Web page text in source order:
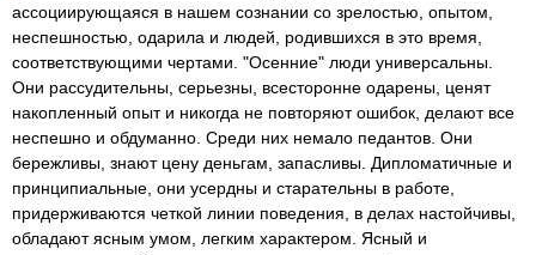
ассоциирующаяся в нашем сознании со зрелостью, опытом,
неспешностью, одарила и людей, родившихся в это время,
соответствующими чертами. "Осенние" люди универсальны.
Они рассудительны, серьезны, всесторонне одарены, ценят
накопленный опыт и никогда не повторяют ошибок, делают все
неспешно и обдуманно. Среди них немало педантов. Они
бережливы, знают цену деньгам, запасливы. Дипломатичные и
принципиальные, они усердны и старательны в работе,
придерживаются четкой линии поведения, в делах настойчивы,
обладают ясным умом, легким характером. Ясный и